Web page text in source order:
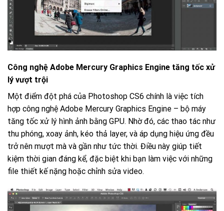
Công nghệ Adobe Mercury Graphics Engine tăng tốc xử
lý vượt trội
Một điểm đột phá của Photoshop CS6 chính là việc tích
hợp công nghệ Adobe Mercury Graphics Engine – bộ máy
tăng tốc xử lý hình ảnh bằng GPU. Nhờ đó, các thao tác như
thu phóng, xoay ảnh, kéo thả layer, và áp dụng hiệu ứng đều
trở nên mượt mà và gần như tức thời. Điều này giúp tiết
kiệm thời gian đáng kể, đặc biệt khi bạn làm việc với những
file thiết kế nặng hoặc chỉnh sửa video.